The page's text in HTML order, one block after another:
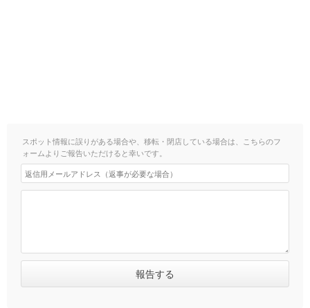
スポット情報に誤りがある場合や、移転・閉店している場合は、こちらのフ
ォームよりご報告いただけると幸いです。